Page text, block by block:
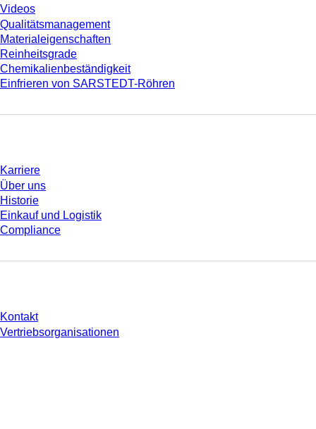
Videos
Qualitätsmanagement
Materialeigenschaften
Reinheitsgrade
Chemikalienbeständigkeit
Einfrieren von SARSTEDT-Röhren
Karriere
Über uns
Historie
Einkauf und Logistik
Compliance
Kontakt
Vertriebsorganisationen